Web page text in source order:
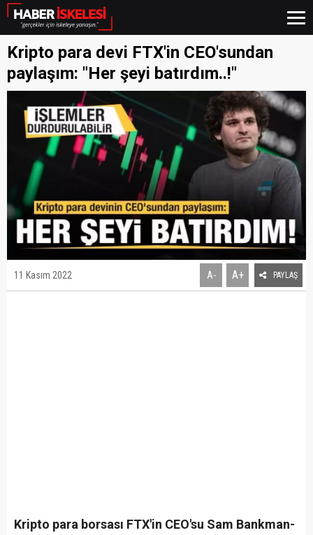
Kripto para devi FTX'in CEO'sundan
paylaşım: "Her şeyi batırdım..!"
11 Kasım 2022 A- A+ PAYLAŞ
Kripto para borsası FTX'in CEO'su Sam Bankman-